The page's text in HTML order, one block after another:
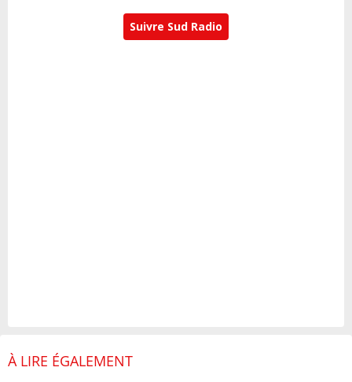
Suivre Sud Radio
À LIRE ÉGALEMENT